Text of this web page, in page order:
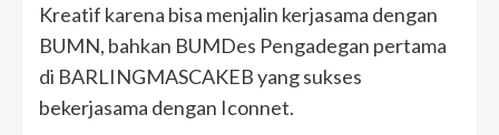
Kreatif karena bisa menjalin kerjasama dengan
BUMN, bahkan BUMDes Pengadegan pertama
di BARLINGMASCAKEB yang sukses
bekerjasama dengan Iconnet.